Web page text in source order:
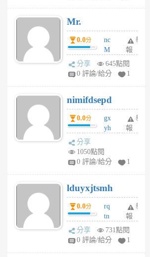
Mr.
0.0分
nc
M
U
F
U
5
個
月
舉
報
分享
645點閱
0 評論/給分
1
nimifdsepd
0.0分
gx
yh
jl
月
前
舉
報
分享
1050點閱
0 評論/給分
1
lduyxjtsmh
0.0分
rq
tn
jt
gl
舉
報
分享
731點閱
0 評論/給分
1